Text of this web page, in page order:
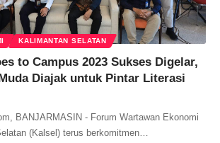
KALIMANTAN SELATAN
to Campus 2023 Sukses Digelar,
Diajak untuk Pintar Literasi
BANJARMASIN - Forum Wartawan Ekonomi
(Kalsel) terus berkomitmen…